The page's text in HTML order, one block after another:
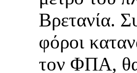
Βρετανία.
φόροι
τον ΦΠΑ, θα